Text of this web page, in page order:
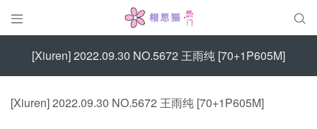
 
[Xiuren] 2022.09.30 NO.5672 王雨纯 [70+1P605M]
[Xiuren] 2022.09.30 NO.5672 王雨纯 [70+1P605M]